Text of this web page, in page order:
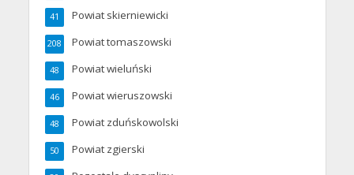
Powiat skierniewicki
41
Powiat tomaszowski
208
Powiat wieluński
48
Powiat wieruszowski
46
Powiat zduńskowolski
48
Powiat zgierski
50